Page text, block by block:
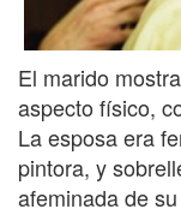
El marido
aspecto físico,
La esposa era
pintora, y
afeminada de